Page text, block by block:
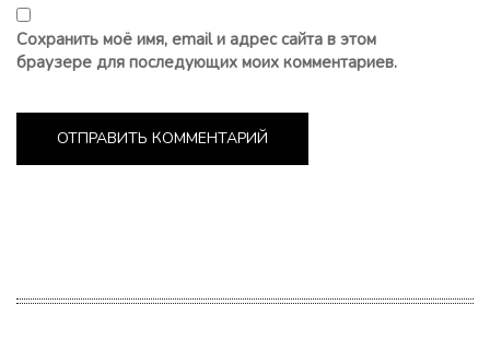
Сохранить моё имя, email и адрес сайта в этом
браузере для последующих моих комментариев.